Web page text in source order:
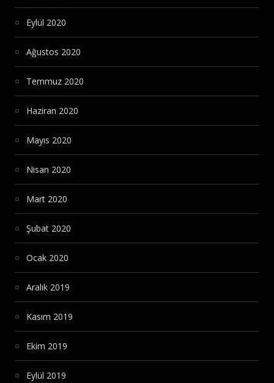
Eylül 2020
Ağustos 2020
Temmuz 2020
Haziran 2020
Mayıs 2020
Nisan 2020
Mart 2020
Şubat 2020
Ocak 2020
Aralık 2019
Kasım 2019
Ekim 2019
Eylül 2019